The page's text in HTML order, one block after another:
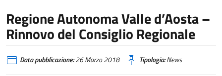
Regione Autonoma Valle d’Aosta –
Rinnovo del Consiglio Regionale
Data pubblicazione:26 Marzo 2018 Tipologia:News